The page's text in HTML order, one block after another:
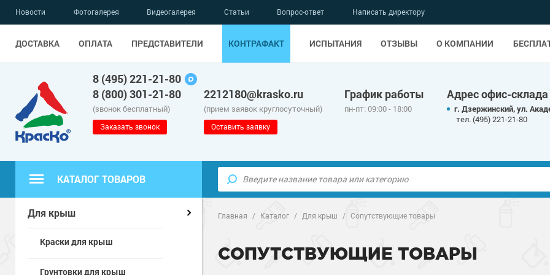
Новости Фотогалерея Видеогалерея Статьи Вопрос-ответ Написать директору
ДОСТАВКА ОПЛАТА ПРЕДСТАВИТЕЛИ КОНТРАФАКТ ИСПЫТАНИЯ ОТЗЫВЫ О КОМПАНИИ
8 (495) 221-21-80
8 (800) 301-21-80
(звонок бесплатный)
Заказать звонок
2212180@krasko.ru
(прием заявок круглосуточный)
Оставить заявку
График работы
пн-пт: 09:00 - 18:00
Адрес офис-
г. Дзержинский, ул.
тел. (495) 221-21-80
КАТАЛОГ ТОВАРОВ
Полимерные наливные полы Полиуретановые полы
Для бетонных полов
Главная / Каталог / Для крыш / Сопутствующие товары
СОПУТСТВУЮЩИЕ ТОВАРЫ
Для крыш
Краски для крыш
Грунтовки для крыш